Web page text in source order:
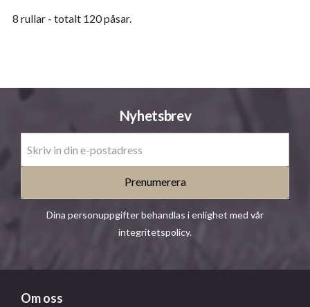
8 rullar - totalt 120 påsar.
Nyhetsbrev
Prenumerera
Dina personuppgifter behandlas i enlighet med vår
integritetspolicy.
Om oss